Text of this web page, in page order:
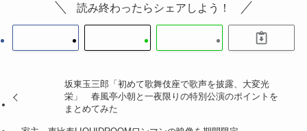
読み終わったらシェアしよう！
坂東玉三郎「初めて歌舞伎座で歌声を披露、大変光
栄」 春風亭小朝と一夜限りの特別公演のポイントを
まとめてみた